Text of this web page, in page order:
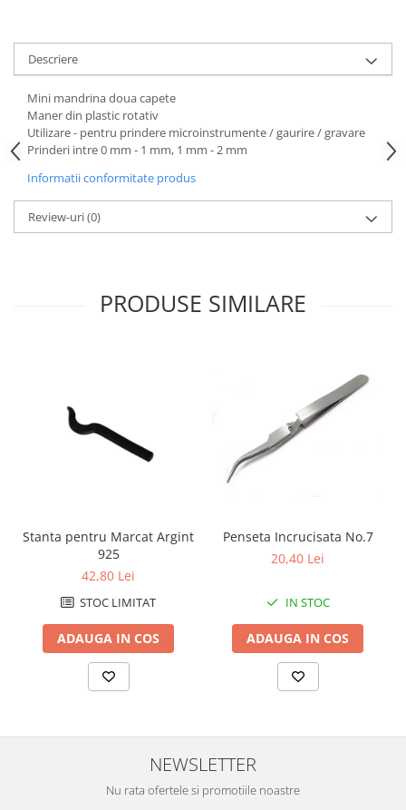
Curele textile
Handmade / Bijutieri
Abrazive
Ciocane Miniatura
Clesti Miniatura
Curatare Bijuterii
Dispozitive Bratari
Dispozitive Inele
Mandrine si Burghie
PROMOTII Curele Apple Watch
PROMOTII Curele Garmin
PROMOTII Scule Ceasornicar
Scule si Accesorii Ceasuri
Catarame curea
Chei Pendula
Dispozitive Bratari si Curele
Descriere
Mini mandrina doua capete
Maner din plastic rotativ
Utilizare - pentru prindere microinstrumente / gaurire / gravare
Prinderi intre 0 mm - 1 mm, 1 mm - 2 mm
Informatii conformitate produs
Review-uri(0)
PRODUSE SIMILARE
Stanta pentru Marcat Argint
925
42,80 Lei
STOC LIMITAT
ADAUGA IN COS
Penseta Incrucisata No.7
20,40 Lei
IN STOC
ADAUGA IN COS
NEWSLETTER
Nu rata ofertele si promotiile noastre